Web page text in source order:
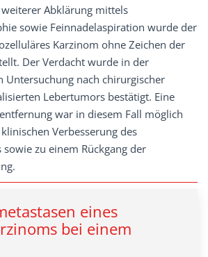
Abklärung mittels
sowie Feinnadelaspiration wurde der
Karzinom ohne Zeichen der
Der Verdacht wurde in der
Untersuchung nach chirurgischer
Lebertumors bestätigt. Eine
war in diesem Fall möglich
Verbesserung des
zu einem Rückgang der
eines
bei einem